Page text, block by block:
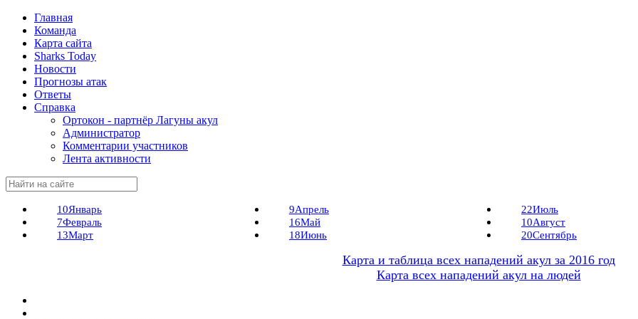
Главная
Команда
Карта сайта
Sharks Today
Новости
Прогнозы атак
Ответы
Справка
Ортокон - партнёр Лагуны акул
Администратор
Комментарии участников
Лента активности
10Январь
7Февраль
13Март
9Апрель
16Май
18Июнь
22Июль
10Август
20Сентябрь
Карта и таблица всех нападений акул за 2016 год
Карта всех нападений акул на людей